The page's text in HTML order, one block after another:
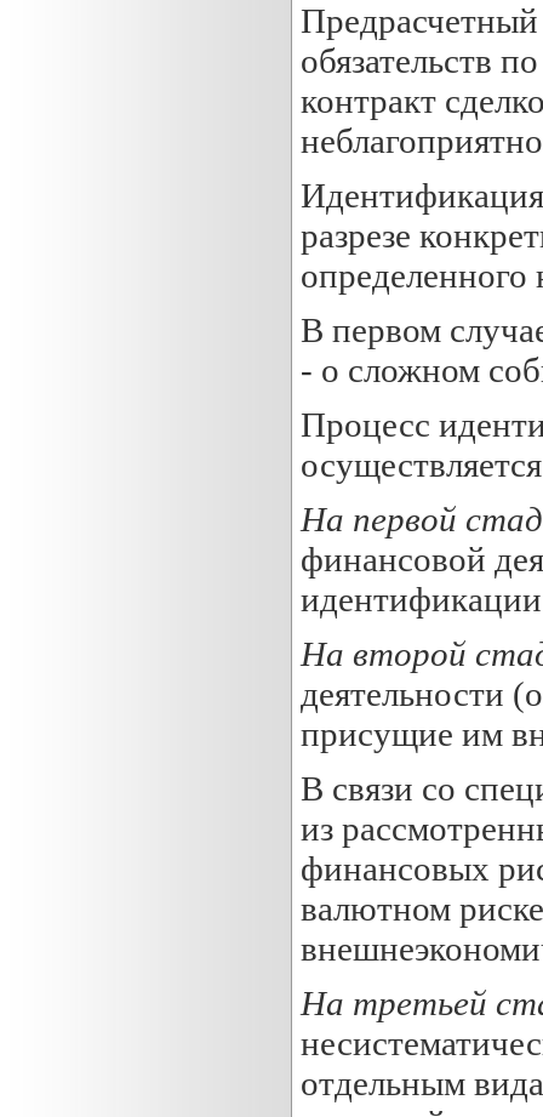
Предрасчетный
обязательств
контракт
разрезе
определенного
В первом
- о сложном
Процесс
На первой
финансовой
На второй
деятельности
присущие им
В связи со
из
финансовых
валютном
На третьей
отдельным